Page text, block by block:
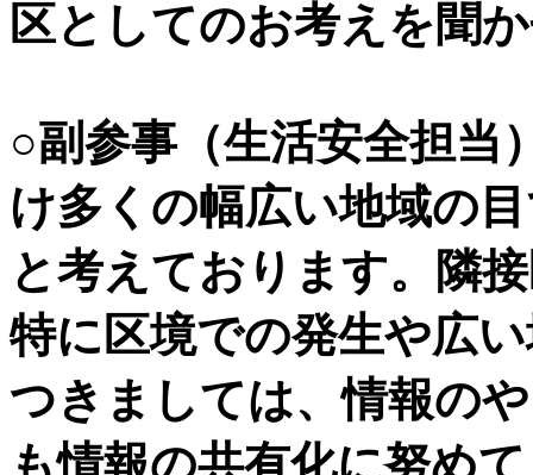
区としてのお考えを聞
○副参事（生活安全担
け多くの幅広い地域の
と考えております。隣
特に区境での発生や広
つきましては、情報の
も情報の共有化に努め